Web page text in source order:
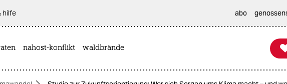
hilfe abo
nahost-konflikt waldbrände